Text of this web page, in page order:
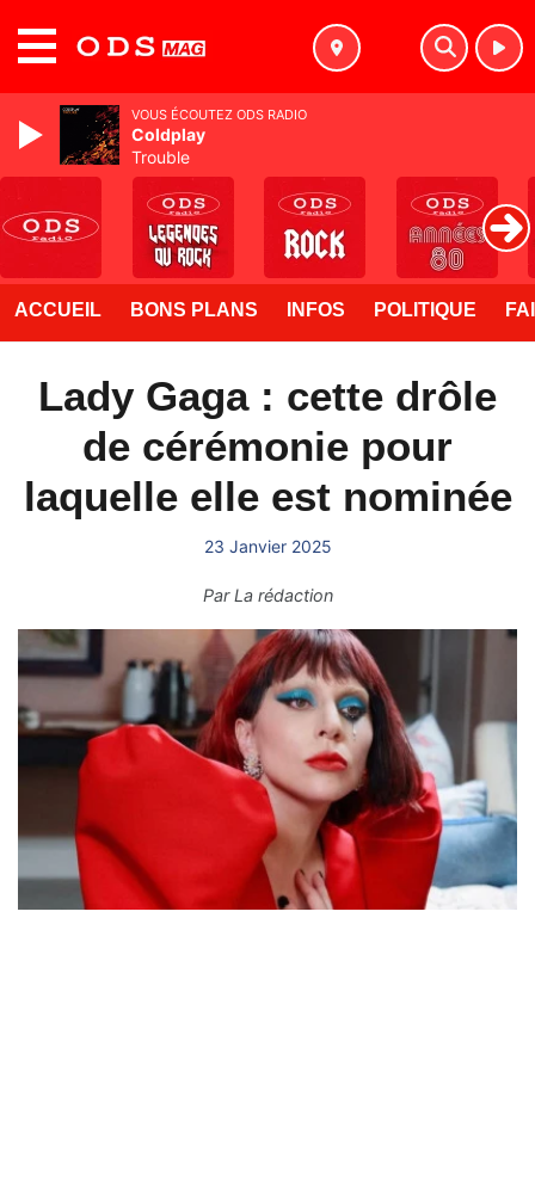
ACCUEIL BONS PLANS INFOS POLITIQUE
Lady Gaga : cette drôle
de cérémonie pour
laquelle elle est nominée
23 Janvier 2025
ParLa rédaction
VOUS ÉCOUTEZ ODS RADIO
Coldplay
Trouble